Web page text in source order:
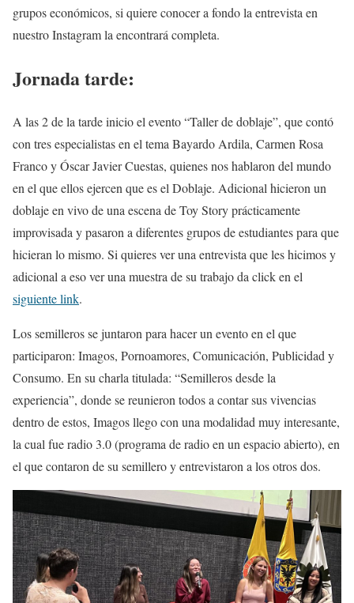
grupos económicos, si quiere conocer a fondo la entrevista en
nuestro Instagram la encontrará completa.
Jornada tarde:
A las 2 de la tarde inicio el evento “Taller de doblaje”, que contó
con tres especialistas en el tema Bayardo Ardila, Carmen Rosa
Franco y Óscar Javier Cuestas, quienes nos hablaron del mundo
en el que ellos ejercen que es el Doblaje. Adicional hicieron un
doblaje en vivo de una escena de Toy Story prácticamente
improvisada y pasaron a diferentes grupos de estudiantes para que
hicieran lo mismo. Si quieres ver una entrevista que les hicimos y
adicional a eso ver una muestra de su trabajo da click en el
siguiente link.
Los semilleros se juntaron para hacer un evento en el que
participaron: Imagos, Pornoamores, Comunicación, Publicidad y
Consumo. En su charla titulada: “Semilleros desde la
experiencia”, donde se reunieron todos a contar sus vivencias
dentro de estos, Imagos llego con una modalidad muy interesante,
la cual fue radio 3.0 (programa de radio en un espacio abierto), en
el que contaron de su semillero y entrevistaron a los otros dos.